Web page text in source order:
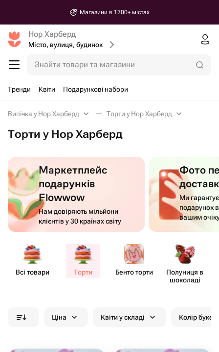
Магазини в 1700+ містах
Нор Харберд
Місто, вулиця, будинок
Знайти товари та магазини
Тренди Квіти Подарункові набори
Випічка у Нор Харберд Торти у Нор Харберд
Торти у Нор Харберд
Маркетплейс
подарунків
Flowwow
Нам довіряють мільйони
клієнтів у 30 країнах світу
Фото
Ми
подарунок
вашим
Всі товари Торти Бенто торти
Полуниця в
шоколаді
Ціна Квіти у складі Колір